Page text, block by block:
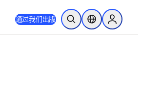
通过我们出版 开放搜索位置选择器Sign in to